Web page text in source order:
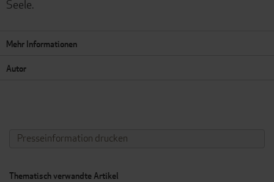
Seele.
Mehr Informationen
Autor
Presseinformation drucken
Thematisch verwandte Artikel